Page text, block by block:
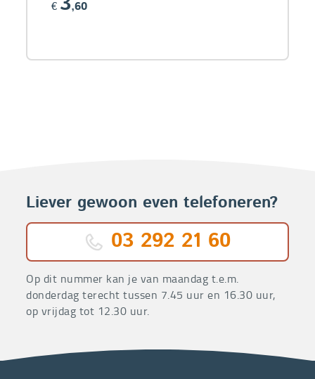
€ 3,60
Liever gewoon even telefoneren?
03 292 21 60
Op dit nummer kan je van maandag t.e.m.
donderdag terecht tussen 7.45 uur en 16.30 uur,
op vrijdag tot 12.30 uur.